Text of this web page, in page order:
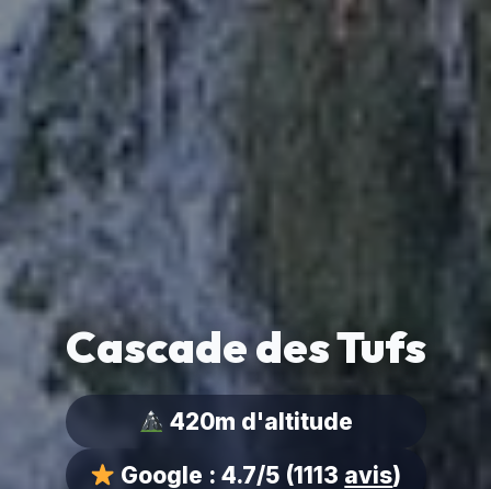
Cascade des Tufs
420m d'altitude
Google :4.7/5 (1113 avis)